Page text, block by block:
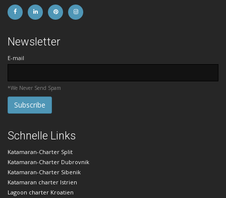
Newsletter
E-mail
*We Never Send Spam
Schnelle Links
Katamaran-Charter Split
Katamaran-Charter Dubrovnik
Katamaran-Charter Sibenik
Katamaran charter Istrien
Lagoon charter Kroatien